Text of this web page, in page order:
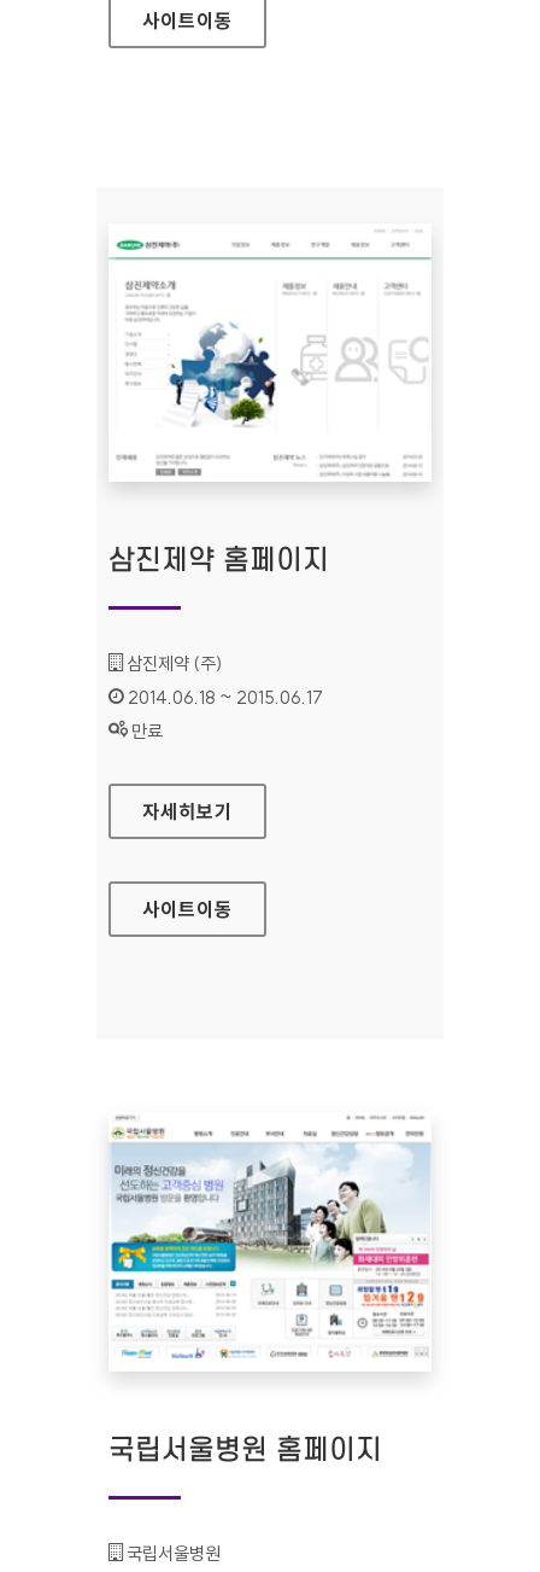
사이트이동
삼진제약 홈페이지
기관명 :
삼진제약 (주)
인증기간 :
2014.06.18 ~ 2015.06.17
상태 :
만료
삼진제약 홈페이지
자세히보기
사이트이동
국립서울병원 홈페이지
기관명 :
국립서울병원